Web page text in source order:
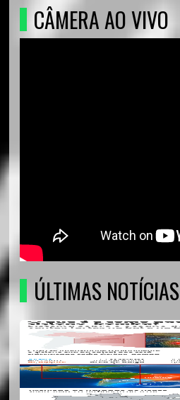
CÂMERA AO VIVO
ÚLTIMAS NOTÍCIAS